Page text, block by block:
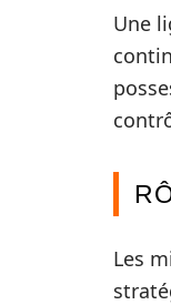
Une
Les